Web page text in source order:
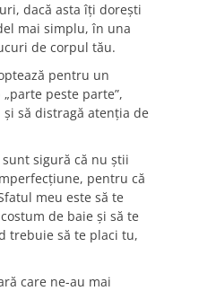
dacă asta îți dorești
mai simplu, în una
de corpul tău.
pentru un
peste parte”,
să distragă atenția de
sunt sigură că nu știi
pentru că
meu este să te
de baie și să te
trebuie să te placi tu,
care ne-au mai